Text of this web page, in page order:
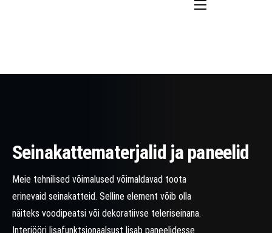
Laevade sisustus
ENG
RUS
Seinakattematerjalid ja paneelid
Meie tehnilised võimalused võimaldavad toota
erinevaid seinakatteid. Selline element võib olla
näiteks voodipeatsi või dekoratiivse teleriseinana.
Interjööri lisafunktsionaalsust lisab paneelidesse